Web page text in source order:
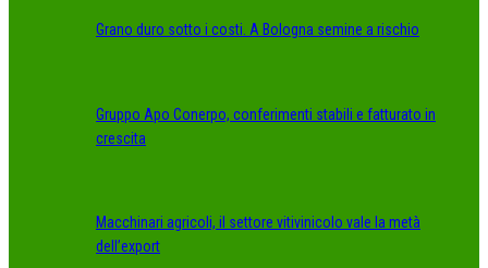
Grano duro sotto i costi. A Bologna semine a rischio
Gruppo Apo Conerpo, conferimenti stabili e fatturato in
crescita
Macchinari agricoli, il settore vitivinicolo vale la metà
dell’export